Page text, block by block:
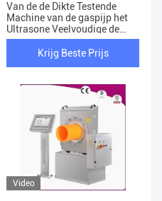
Van de de Dikte Testende
Machine van de gaspijp het
Ultrasone Veelvoudige de
Laag Meten
Krijg Beste Prijs
Video